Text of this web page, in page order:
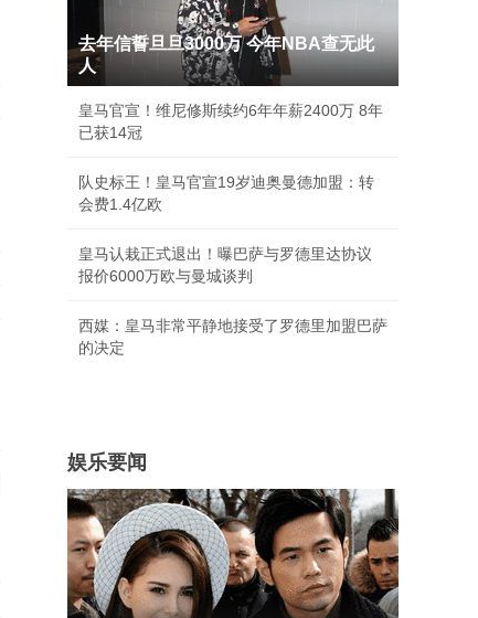
去年信誓旦旦3000万 今年NBA查无此
人
皇马官宣！维尼修斯续约6年年薪2400万 8年
已获14冠
队史标王！皇马官宣19岁迪奥曼德加盟：转
会费1.4亿欧
皇马认栽正式退出！曝巴萨与罗德里达协议
报价6000万欧与曼城谈判
西媒：皇马非常平静地接受了罗德里加盟巴萨
的决定
娱乐要闻